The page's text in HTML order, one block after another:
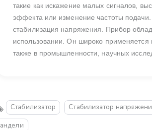
такие как искажение малых сигналов,
эффекта или изменение частоты
стабилизация напряжения. Прибор
использовании. Он широко применяется
также в промышленности, научных
Стабилизатор Стабилизатор
андели